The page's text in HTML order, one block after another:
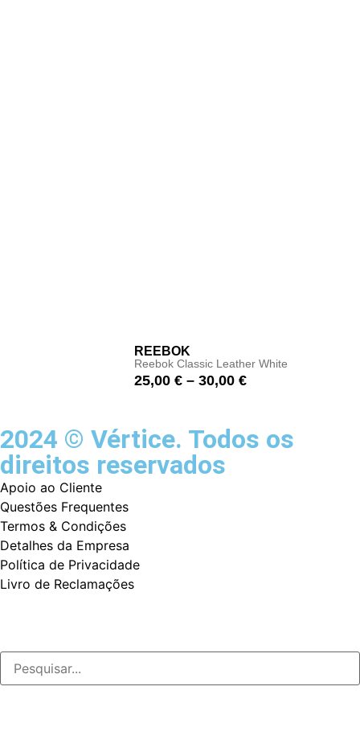
REEBOK
Reebok Classic Leather White
25,00 € – 30,00 €
2024 © Vértice. Todos os
direitos reservados
Apoio ao Cliente
Questões Frequentes
Termos & Condições
Detalhes da Empresa
Política de Privacidade
Livro de Reclamações